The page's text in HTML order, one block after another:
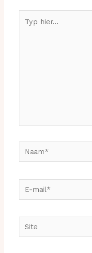
Naam*
E-
mail*
Site